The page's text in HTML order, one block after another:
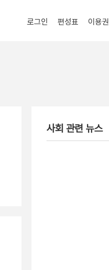
로그인 편성표 이용권
사회 관련 뉴스